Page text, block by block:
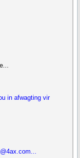
in afwagting vir